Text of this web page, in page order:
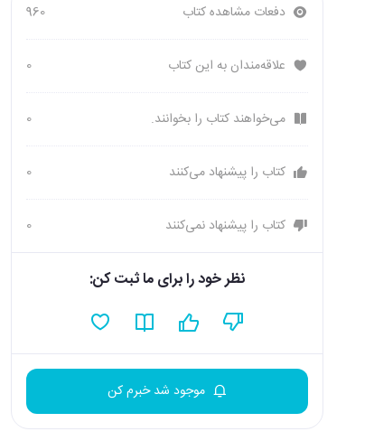
دفعات مشاهده کتاب 960
علاقه‌مندان به این کتاب 0
می‌خواهند کتاب را بخوانند. 0
کتاب را پیشنهاد می‌کنند 0
کتاب را پیشنهاد نمی‌کنند 0
نظر خود را برای ما ثبت کن:
موجود شد خبرم کن